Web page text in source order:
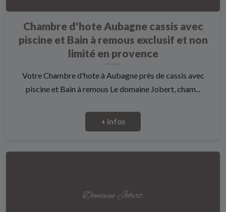
Chambre d'hote Aubagne cassis avec
piscine et Bain à remous exclusif et non
limité en provence
Votre Chambre d'hote à Aubagne près de cassis avec
piscine et Bain à remous Le domaine Jobert, cham...
+ infos